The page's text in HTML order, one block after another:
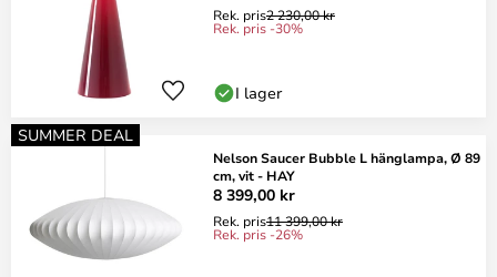
Rek. pris2 230,00 kr
Rek. pris -30%
I lager
SUMMER DEAL
Nelson Saucer Bubble L hänglampa, Ø 89
cm, vit - HAY
8 399,00 kr
Rek. pris11 399,00 kr
Rek. pris -26%